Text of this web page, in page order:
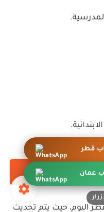
اليوم، حيث يتم تحديث
قطر
عمان